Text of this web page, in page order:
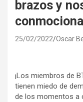
brazos y
25/02/2022 Oscar
¡Los miembros de
tienen miedo de
de los momentos a